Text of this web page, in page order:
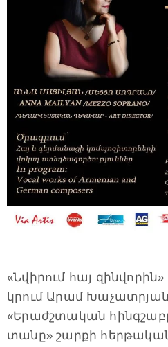
«Նվիրում հայ
կրում Արամ
«Երաժշտական
տանը» շարքի